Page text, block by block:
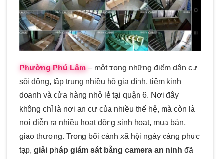
Phường Phú Lâm – một trong những điểm dân cư
sôi động, tập trung nhiều hộ gia đình, tiệm kinh
doanh và cửa hàng nhỏ lẻ tại quận 6. Nơi đây
không chỉ là nơi an cư của nhiều thế hệ, mà còn là
nơi diễn ra nhiều hoạt động sinh hoạt, mua bán,
giao thương. Trong bối cảnh xã hội ngày càng phức
tạp, giải pháp giám sát bằng camera an ninh đã